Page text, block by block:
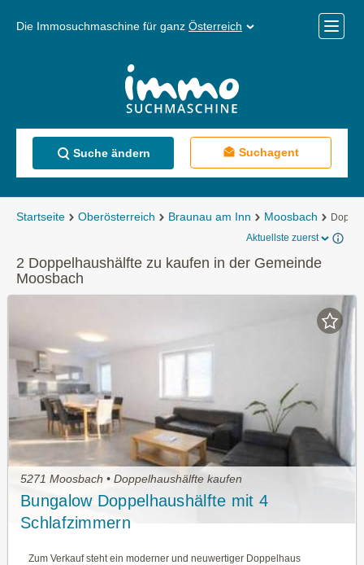
Die Immosuchmaschine für ganz Österreich
Menü
Suche ändern Suchagent
Startseite Oberösterreich Braunau am Inn Moosbach
Aktuellste zuerst
2 Doppelhaushälfte zu kaufen in der Gemeinde
Moosbach
5271 Moosbach • Doppelhaushälfte kaufen
Bungalow Doppelhaushälfte mit 4
Schlafzimmern
Zum Verkauf steht ein moderner und neuwertiger Doppelhaus